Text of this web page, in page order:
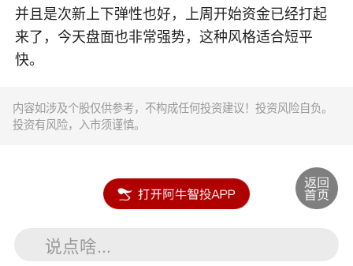
并且是次新上下弹性也好，上周开始资金已经打起
来了，今天盘面也非常强势，这种风格适合短平
快。
内容如涉及个股仅供参考，不构成任何投资建议！投资风险自负。
投资有风险，入市须谨慎。
说点啥...